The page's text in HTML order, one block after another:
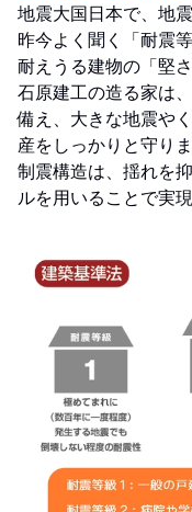
地震大国日本で、地
昨今よく聞く「耐震
耐えうる建物の「堅
石原建工の造る家は
備え、大きな地震や
産をしっかりと守りま
制震構造は、揺れを
ルを用いることで実